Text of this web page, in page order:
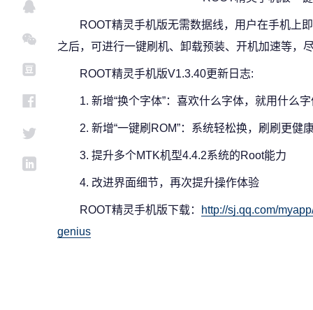
ROOT精灵手机版无需数据线，用户在手机上
之后，可进行一键刷机、卸载预装、开机加速等，
ROOT精灵手机版V1.3.40更新日志:
1. 新增“换个字体”：喜欢什么字体，就用什么
2. 新增“一键刷ROM”：系统轻松换，刷刷更健
3. 提升多个MTK机型4.4.2系统的Root能力
4. 改进界面细节，再次提升操作体验
ROOT精灵手机版下载：
http://sj.qq.com/
genius